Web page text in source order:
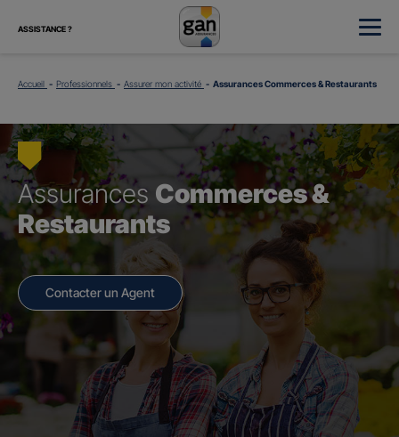
ASSISTANCE ?
Accueil Professionnels Assurer mon activité Assurances Commerces & Restaurants
Assurances Commerces &
Restaurants
Contacter un Agent